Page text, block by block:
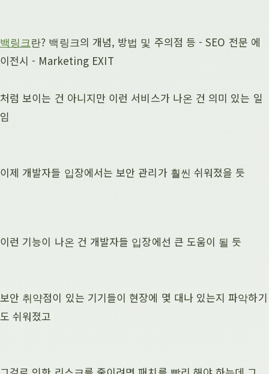
백링크란? 백링크의 개념, 방법 및 주의점 등 - SEO 전문 에
이전시 - Marketing EXIT
처럼 보이는 건 아니지만 이런 서비스가 나온 건 의미 있는 일
임
이제 개발자들 입장에서는 보안 관리가 훨씬 쉬워졌을 듯
이런 기능이 나온 건 개발자들 입장에선 큰 도움이 될 듯
보안 취약점이 있는 기기들이 현장에 몇 대나 있는지 파악하기
도 쉬워졌고